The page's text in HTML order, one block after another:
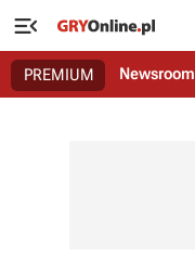

PREMIUM Newsroom